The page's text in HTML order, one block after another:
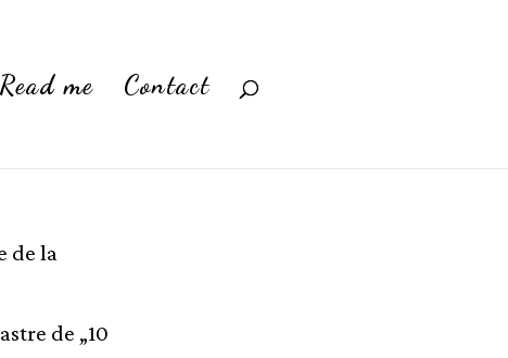
Read me Contact
de la
de „10